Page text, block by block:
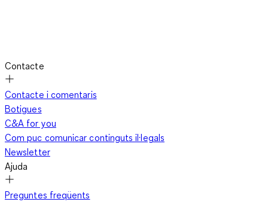
Contacte
Contacte i comentaris
Botigues
C&A for you
Com puc comunicar continguts il·legals
Newsletter
Ajuda
Preguntes freqüents